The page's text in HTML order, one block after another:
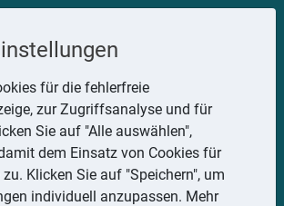
Steuerberater
Uwe Glauner
28, 75217 Birkenfeld
Telefon: 07082 7935533
Mobil: 0151 15330111
stbglauner@t-online.de
für die fehlerfreie
zur Zugriffsanalyse und für
Sie auf "Alle auswählen",
dem Einsatz von Cookies für
Klicken Sie auf "Speichern", um
individuell anzupassen. Mehr